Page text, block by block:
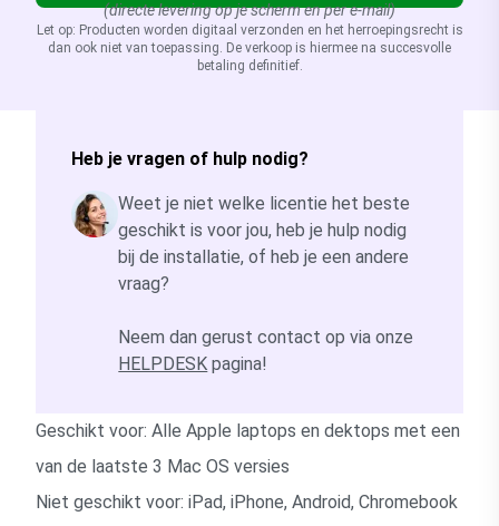
(directe levering op je scherm en per e-mail)
Let op: Producten worden digitaal verzonden en het herroepingsrecht is
dan ook niet van toepassing. De verkoop is hiermee na succesvolle
betaling definitief.
Heb je vragen of hulp nodig?
Weet je niet welke licentie het beste
geschikt is voor jou, heb je hulp nodig
bij de installatie, of heb je een andere
vraag?
Neem dan gerust contact op via onze
HELPDESK pagina!
Geschikt voor: Alle Apple laptops en dektops met een
van de laatste 3 Mac OS versies
Niet geschikt voor: iPad, iPhone, Android, Chromebook